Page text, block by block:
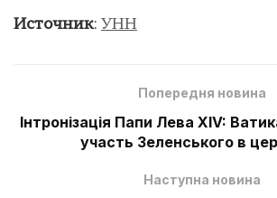
Источник: УНН
Попередня новина
Інтронізація Папи Лева XIV:
участь Зеленського в
Наступна новина